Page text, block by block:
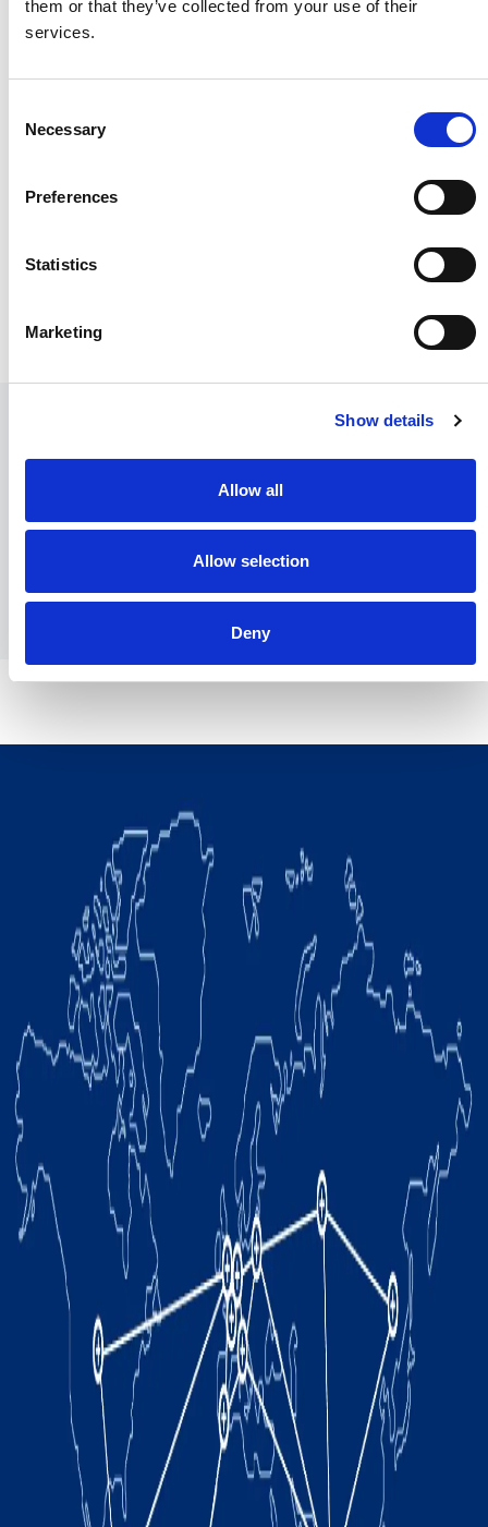
them or that they’ve collected from your use of their
services.
Selection
Necessary
Preferences
Statistics
Marketing
Show details
Allow all
Allow selection
Deny
柯马中国成立于1997年，总部位于中国上海，运营上海和昆
有专业经验和强大实力来完成汽车行业和一般工业提供产品
和系统解决方案。柯马中国已与许多本土客户在汽车制造领
到工业制造的各个领域中，已经帮助很多企业提升自动化水
www.comau.com
您可以在下方输入您的联系方式，与我们的新闻办公室和媒